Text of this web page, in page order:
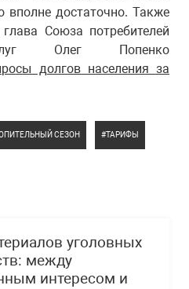
вполне достаточно. Также
Союза потребителей
Олег Попенко
долгов населения за
СЕЗОН ТАРИФЫ
уголовных
между
интересом и